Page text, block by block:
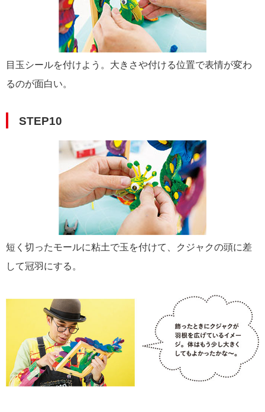
目玉シールを付けよう。大きさや付ける位置で表情が変わ
るのが面白い。
STEP10
短く切ったモールに粘土で玉を付けて、クジャクの頭に差
して冠羽にする。